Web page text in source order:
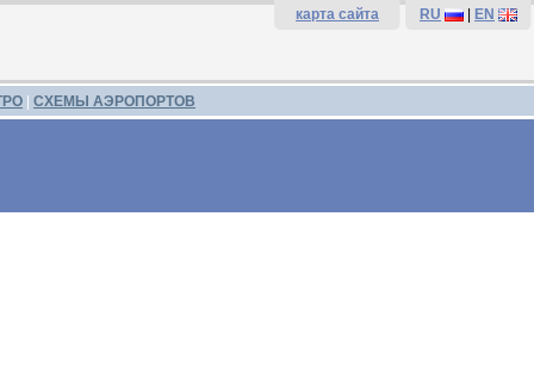
карта сайта RU EN
СХЕМЫ АЭРОПОРТОВ